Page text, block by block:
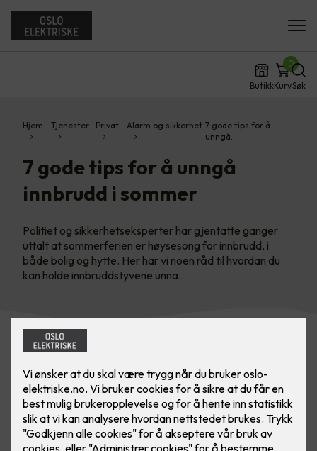
ButikkKurv
0
Søk
Hjem Tjenester Privat Alarm og sikkerhet 7 gode tips for å
unngå…
7 gode tips for å unngå
innbrudd i sommer
Politiet og sikkerhetseksperter har gjentatte ganger
uttalt at sommerferien er høysesong for innbrudd, i
både bolig og hytte. Her har vi noen råd til hvordan du
kan holde innbruddstyvene unna.